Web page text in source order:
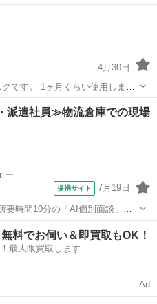
かと思いますが よろしくお願い
4月30日
です。 1ヶ月くらい使用しまし
テーブル デスク
派遣社員≫物流倉庫での現場
ー
提携サイト 7月19日
要時間10分の「AI個別面談」が
バー受付業務！夜勤勤務！日払
のトラックドライバーの受付業
料でお伺い＆即買取もOK！
最大限買取します
Ad